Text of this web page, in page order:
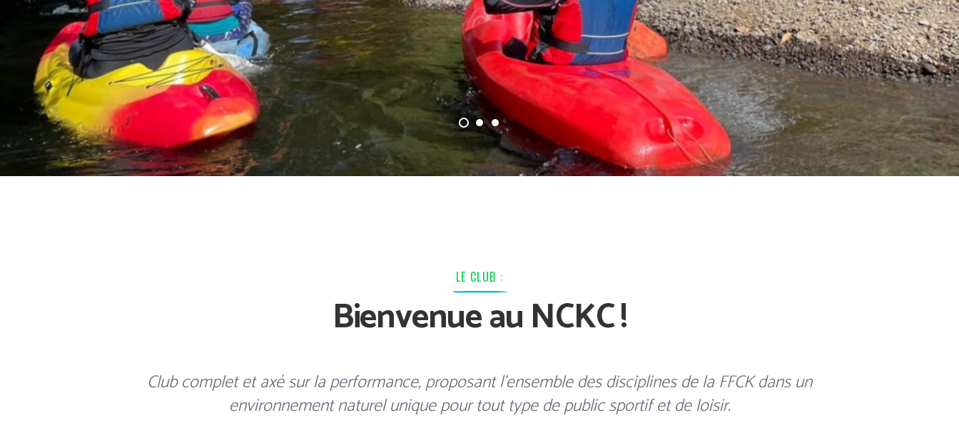
LE CLUB :
Bienvenue au NCKC !
Club complet et axé sur la performance, proposant l'ensemble des disciplines de la FFCK dans un
environnement naturel unique pour tout type de public sportif et de loisir.